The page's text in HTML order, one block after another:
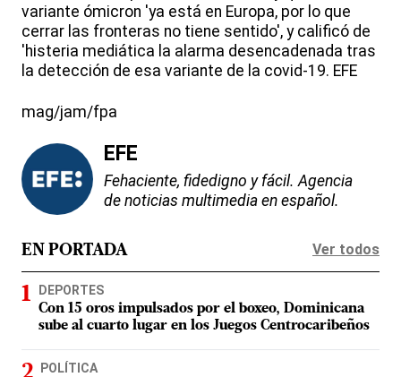
variante ómicron 'ya está en Europa, por lo que
cerrar las fronteras no tiene sentido', y calificó de
'histeria mediática la alarma desencadenada tras
la detección de esa variante de la covid-19. EFE
mag/jam/fpa
EFE
Fehaciente, fidedigno y fácil. Agencia
de noticias multimedia en español.
EN PORTADA Ver todos
DEPORTES
Con 15 oros impulsados por el boxeo, Dominicana
sube al cuarto lugar en los Juegos Centrocaribeños
POLÍTICA